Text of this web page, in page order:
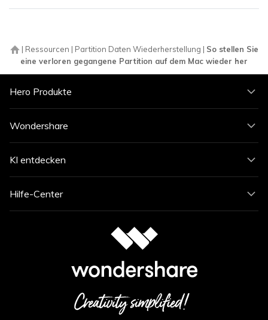
| Ressourcen | Partition Daten Wiederherstellung | So stellen Sie
eine verloren gegangene Partition auf dem Mac wieder her
Hero Produkte
Wondershare
KI entdecken
Hilfe-Center